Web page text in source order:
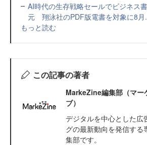
AI時代の生存戦略セールでビジネス
元 翔泳社のPDF版電書を対象に8月
もっと読む
この記事の著者
MarkeZine編集部（マー
ブ）
デジタルを中心とした広
グの最新動向を発信する
集部です。